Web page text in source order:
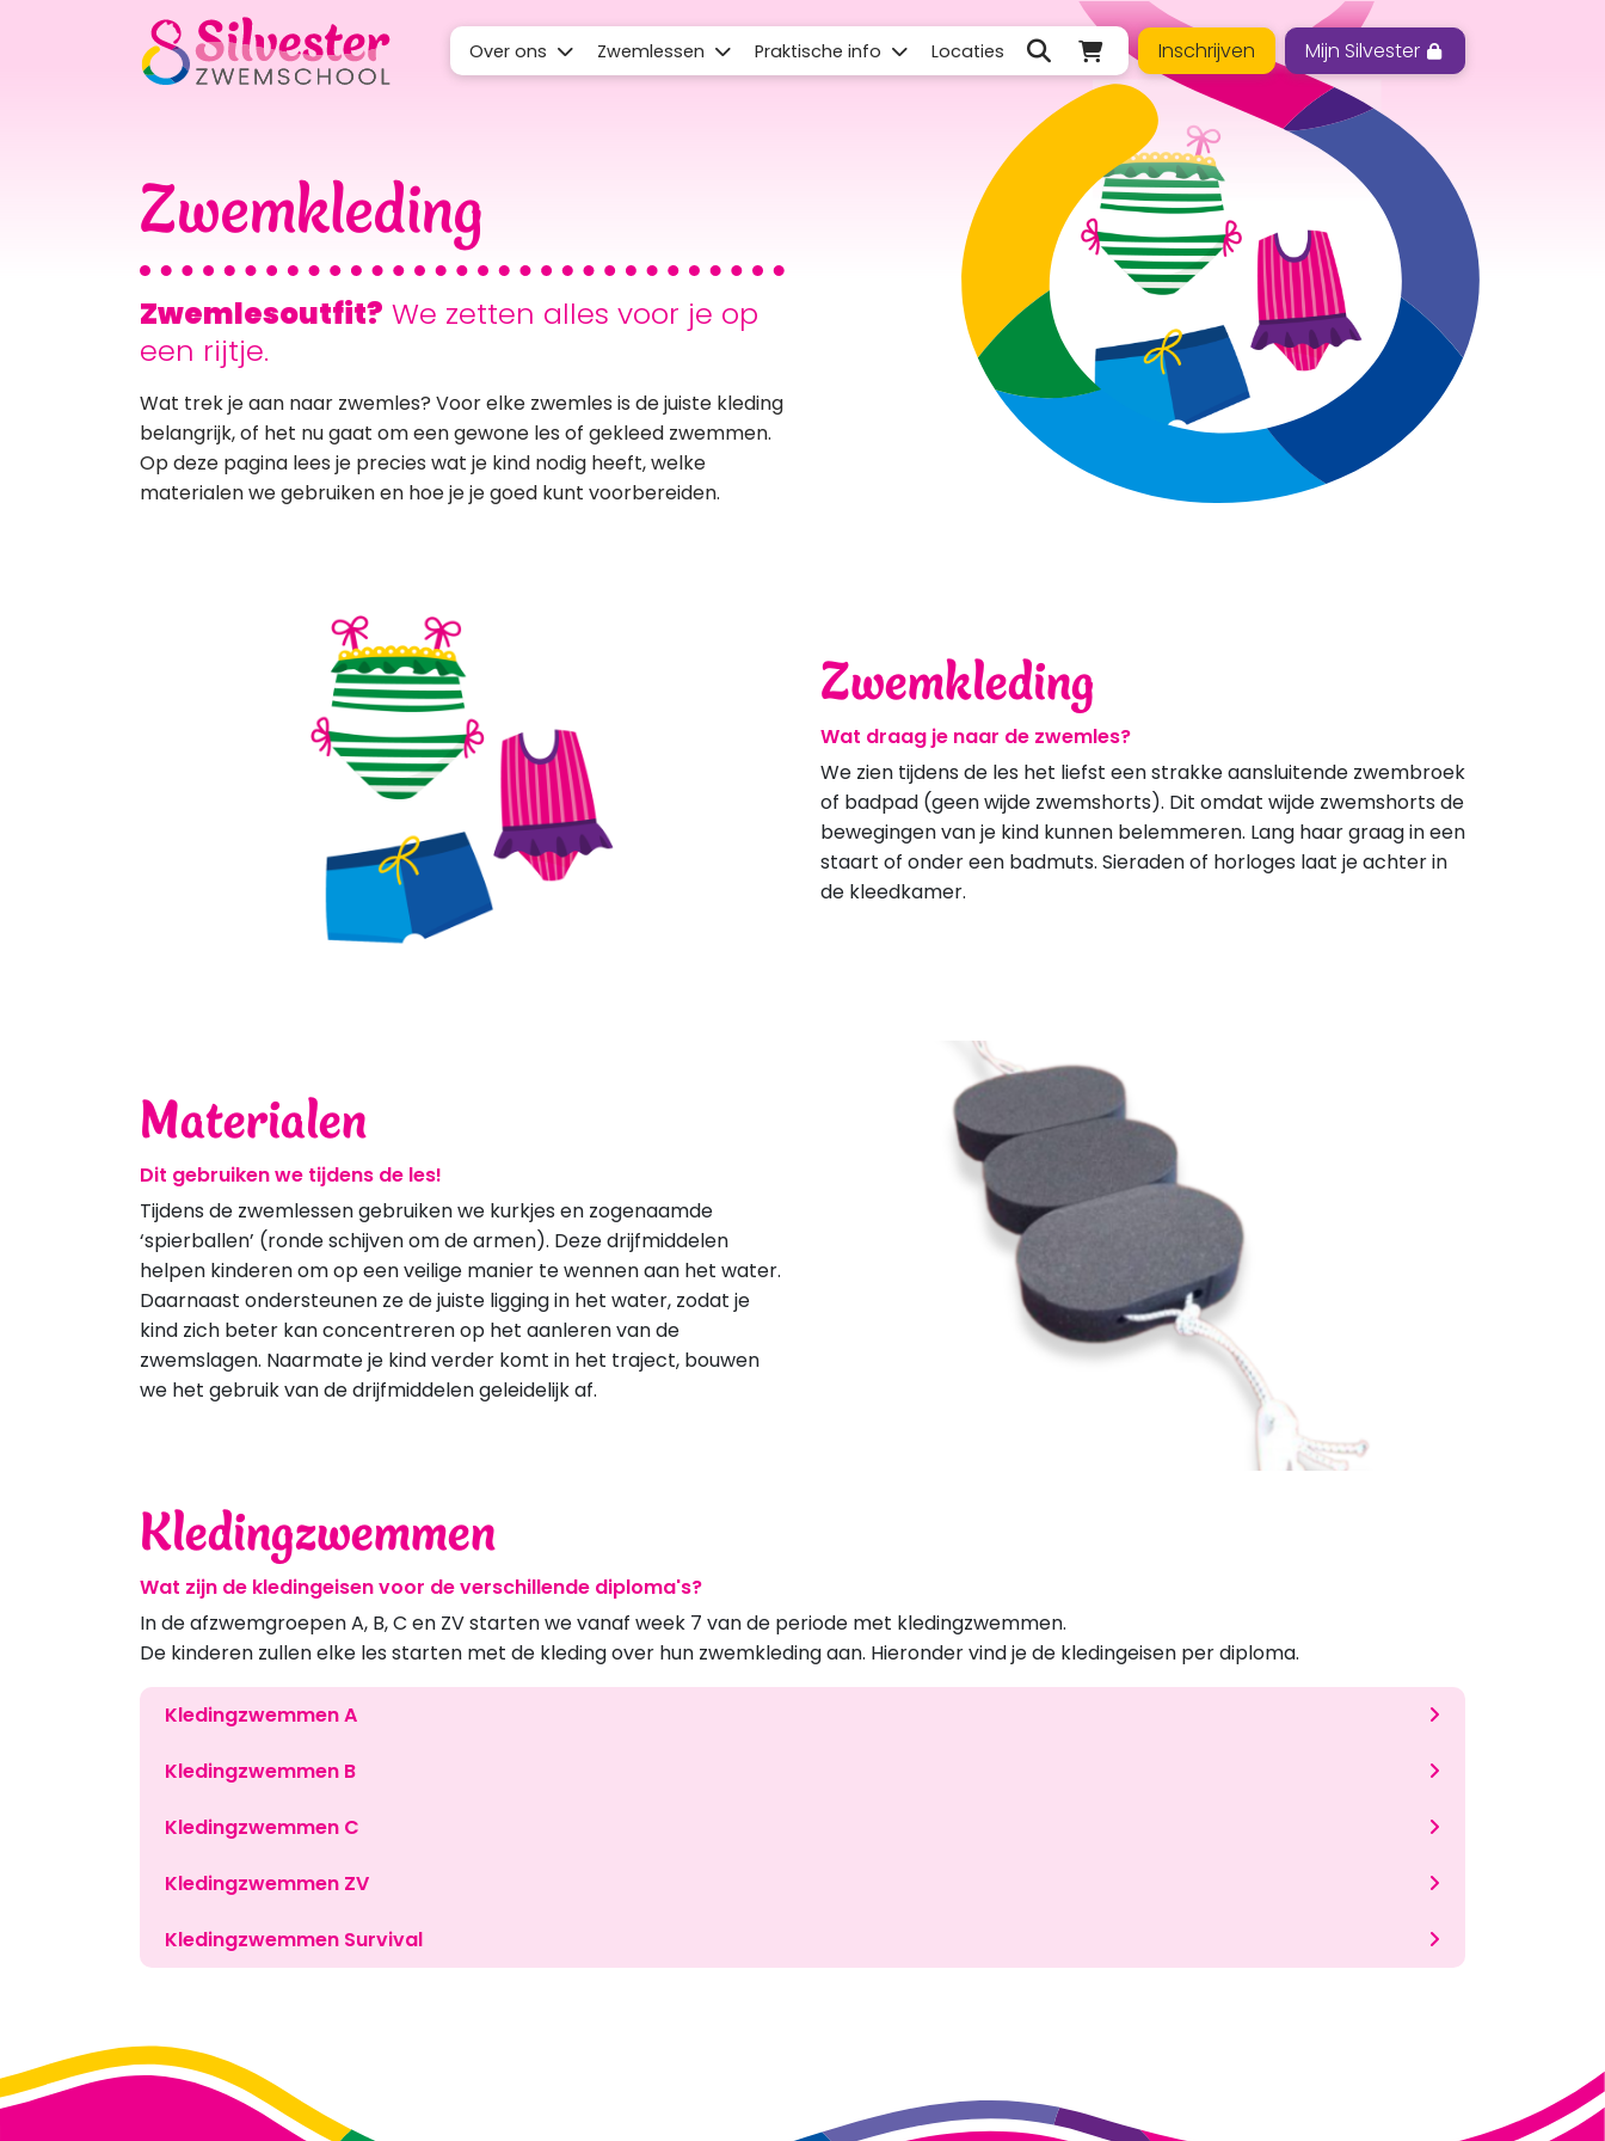
Direct naar de inhoud van de pagina
Over ons Zwemlessen Praktische info Locaties Inschrijven Mijn Silvester
Zwemkleding
Zwemlesoutfit? We zetten alles voor je op
een rijtje.
Wat trek je aan naar zwemles? Voor elke zwemles is de juiste kleding
belangrijk, of het nu gaat om een gewone les of gekleed zwemmen.
Op deze pagina lees je precies wat je kind nodig heeft, welke
materialen we gebruiken en hoe je je goed kunt voorbereiden.
Zwemkleding
Wat draag je naar de zwemles?
We zien tijdens de les het liefst een strakke aansluitende zwembroek
of badpad (geen wijde zwemshorts). Dit omdat wijde zwemshorts de
bewegingen van je kind kunnen belemmeren. Lang haar graag in een
staart of onder een badmuts. Sieraden of horloges laat je achter in
de kleedkamer.
Materialen
Dit gebruiken we tijdens de les!
Tijdens de zwemlessen gebruiken we kurkjes en zogenaamde
‘spierballen’ (ronde schijven om de armen). Deze drijfmiddelen
helpen kinderen om op een veilige manier te wennen aan het water.
Daarnaast ondersteunen ze de juiste ligging in het water, zodat je
kind zich beter kan concentreren op het aanleren van de
zwemslagen. Naarmate je kind verder komt in het traject, bouwen
we het gebruik van de drijfmiddelen geleidelijk af.
Kledingzwemmen
Wat zijn de kledingeisen voor de verschillende diploma's?
In de afzwemgroepen A, B, C en ZV starten we vanaf week 7 van de periode met kledingzwemmen.
De kinderen zullen elke les starten met de kleding over hun zwemkleding aan. Hieronder vind je de kledingeisen per diploma.
Kledingzwemmen A
Kledingzwemmen B
Kledingzwemmen C
Kledingzwemmen ZV
Kledingzwemmen Survival